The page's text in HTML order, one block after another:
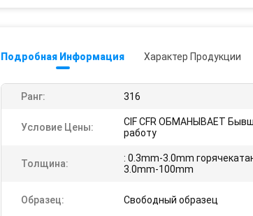
Подробная Информация Характер Продукции
Ранг: 316
Условие Цены:
CIF CFR ОБМАНЫВАЕТ
работу
Толщина:
: 0.3mm-3.0mm
3.0mm-100mm
Образец: Свободный образец